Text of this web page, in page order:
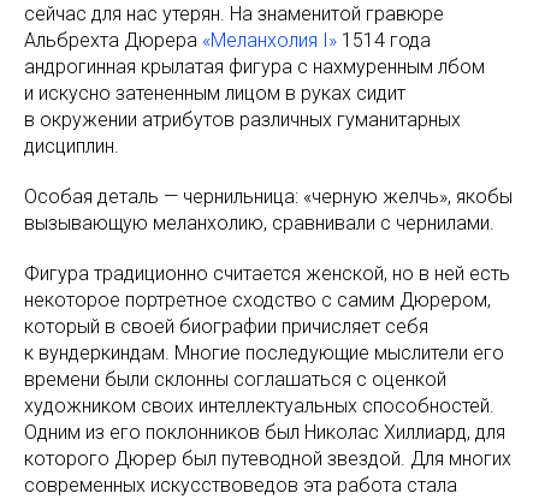
сейчас для нас утерян. На знаменитой гравюре
Альбрехта Дюрера «Меланхолия I» 1514 года
андрогинная крылатая фигура с нахмуренным лбом
и искусно затененным лицом в руках сидит
в окружении атрибутов различных гуманитарных
дисциплин.
Особая деталь — чернильница: «черную желчь», якобы
вызывающую меланхолию, сравнивали с чернилами.
Фигура традиционно считается женской, но в ней есть
некоторое портретное сходство с самим Дюрером,
который в своей биографии причисляет себя
к вундеркиндам. Многие последующие мыслители его
времени были склонны соглашаться с оценкой
художником своих интеллектуальных способностей.
Одним из его поклонников был Николас Хиллиард, для
которого Дюрер был путеводной звездой. Для многих
современных искусствоведов эта работа стала